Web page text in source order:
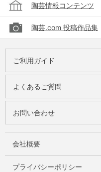
陶芸情報コンテンツ
陶芸.com 投稿作品集
ご利用ガイド
よくあるご質問
お問い合わせ
会社概要
プライバシーポリシー